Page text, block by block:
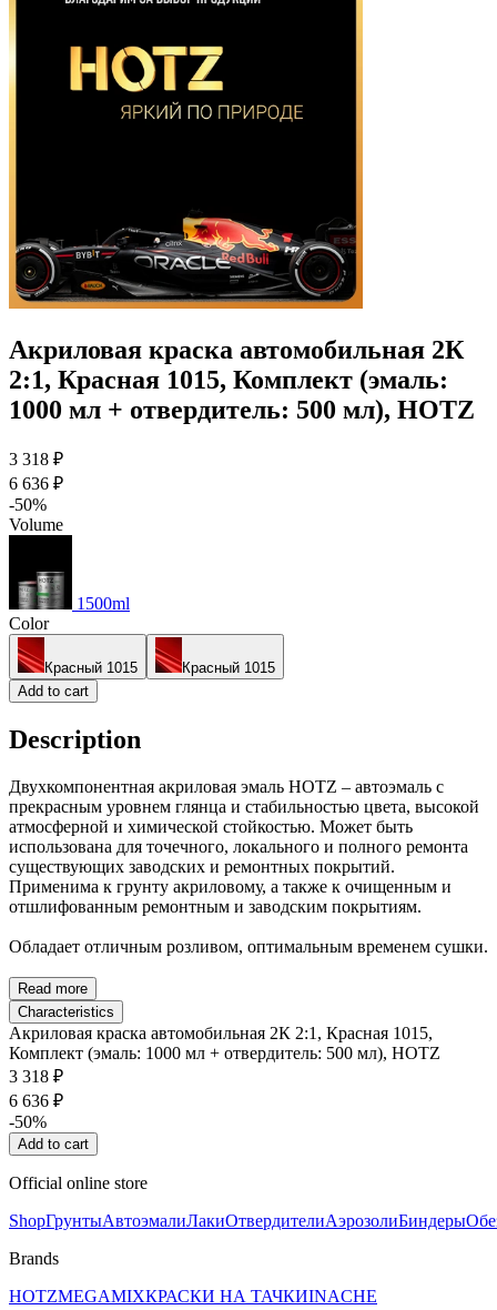
Акриловая краска автомобильная 2К
2:1, Красная 1015, Комплект (эмаль:
1000 мл + отвердитель: 500 мл), HOTZ
3 318 ₽
6 636 ₽
-50%
Volume
1500ml
Color
Красный 1015
Красный 1015
Add to cart
Description
Двухкомпонентная акриловая эмаль HOTZ – автоэмаль с
прекрасным уровнем глянца и стабильностью цвета, высокой
атмосферной и химической стойкостью. Может быть
использована для точечного, локального и полного ремонта
существующих заводских и ремонтных покрытий.
Применима к грунту акриловому, а также к очищенным и
отшлифованным ремонтным и заводским покрытиям.
Обладает отличным розливом, оптимальным временем сушки.
Read more
Characteristics
Акриловая краска автомобильная 2К 2:1, Красная 1015,
Комплект (эмаль: 1000 мл + отвердитель: 500 мл), HOTZ
3 318 ₽
6 636 ₽
-50%
Add to cart
Official online store
ShopГрунтыАвтоэмалиЛакиОтвердителиАэрозолиБиндеры
Brands
HOTZMEGAMIXКРАСКИ НА ТАЧКИINACHE